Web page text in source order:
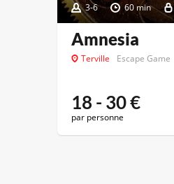
3-6 60 min
Amnesia
Terville Escape Game
18 - 30€
par personne